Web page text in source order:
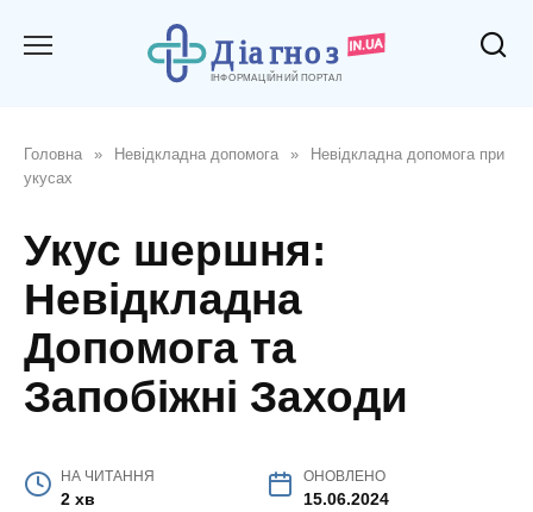
Головна » Невідкладна допомога »
Невідкладна допомога при
укусах
Укус шершня:
Невідкладна
Допомога та
Запобіжні Заходи
НА ЧИТАННЯ
2 хв
ОНОВЛЕНО
15.06.2024